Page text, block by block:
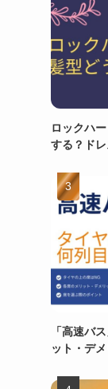
ロックハ
する？ド
「高速バ
ット・デ